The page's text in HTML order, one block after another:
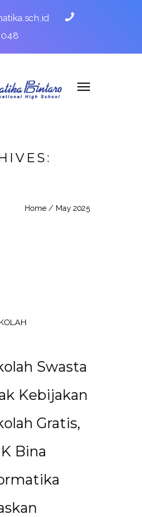
Home / May 2025
Swasta
Kebijakan
Gratis,
Bina